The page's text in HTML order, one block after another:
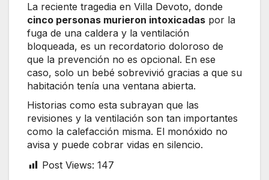
La reciente tragedia en Villa Devoto, donde
cinco personas murieron intoxicadas por la
fuga de una caldera y la ventilación
bloqueada, es un recordatorio doloroso de
que la prevención no es opcional. En ese
caso, solo un bebé sobrevivió gracias a que su
habitación tenía una ventana abierta.
Historias como esta subrayan que las
revisiones y la ventilación son tan importantes
como la calefacción misma. El monóxido no
avisa y puede cobrar vidas en silencio.
Post Views: 147